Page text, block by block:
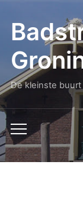
De kleinste
Toggle
mobiel
menu